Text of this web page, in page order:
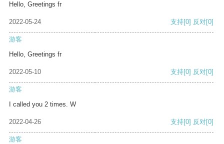
Hello, Greetings fr
2022-05-24 支持[0] 反对[0]
游客
Hello, Greetings fr
2022-05-10 支持[0] 反对[0]
游客
I called you 2 times. W
2022-04-26 支持[0] 反对[0]
游客